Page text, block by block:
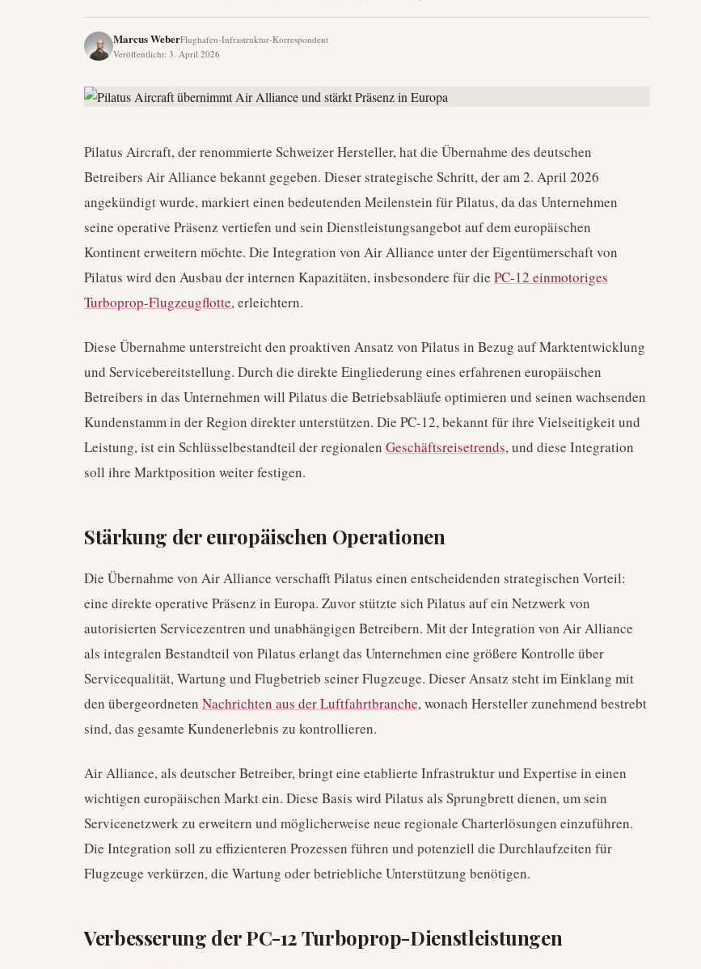
Marcus WeberFlughafen-Infrastruktur-Korrespondent
Veröffentlicht: 3. April 2026
Pilatus Aircraft, der renommierte Schweizer Hersteller, hat die Übernahme des deutschen
Betreibers Air Alliance bekannt gegeben. Dieser strategische Schritt, der am 2. April 2026
angekündigt wurde, markiert einen bedeutenden Meilenstein für Pilatus, da das Unternehmen
seine operative Präsenz vertiefen und sein Dienstleistungsangebot auf dem europäischen
Kontinent erweitern möchte. Die Integration von Air Alliance unter der Eigentümerschaft von
Pilatus wird den Ausbau der internen Kapazitäten, insbesondere für die PC-12 einmotoriges
Turboprop-Flugzeugflotte, erleichtern.
Diese Übernahme unterstreicht den proaktiven Ansatz von Pilatus in Bezug auf Marktentwicklung
und Servicebereitstellung. Durch die direkte Eingliederung eines erfahrenen europäischen
Betreibers in das Unternehmen will Pilatus die Betriebsabläufe optimieren und seinen wachsenden
Kundenstamm in der Region direkter unterstützen. Die PC-12, bekannt für ihre Vielseitigkeit und
Leistung, ist ein Schlüsselbestandteil der regionalen Geschäftsreisetrends, und diese Integration
soll ihre Marktposition weiter festigen.
Stärkung der europäischen Operationen
Die Übernahme von Air Alliance verschafft Pilatus einen entscheidenden strategischen Vorteil:
eine direkte operative Präsenz in Europa. Zuvor stützte sich Pilatus auf ein Netzwerk von
autorisierten Servicezentren und unabhängigen Betreibern. Mit der Integration von Air Alliance
als integralen Bestandteil von Pilatus erlangt das Unternehmen eine größere Kontrolle über
Servicequalität, Wartung und Flugbetrieb seiner Flugzeuge. Dieser Ansatz steht im Einklang mit
den übergeordneten Nachrichten aus der Luftfahrtbranche, wonach Hersteller zunehmend bestrebt
sind, das gesamte Kundenerlebnis zu kontrollieren.
Air Alliance, als deutscher Betreiber, bringt eine etablierte Infrastruktur und Expertise in einen
wichtigen europäischen Markt ein. Diese Basis wird Pilatus als Sprungbrett dienen, um sein
Servicenetzwerk zu erweitern und möglicherweise neue regionale Charterlösungen einzuführen.
Die Integration soll zu effizienteren Prozessen führen und potenziell die Durchlaufzeiten für
Flugzeuge verkürzen, die Wartung oder betriebliche Unterstützung benötigen.
Verbesserung der PC-12 Turboprop-Dienstleistungen